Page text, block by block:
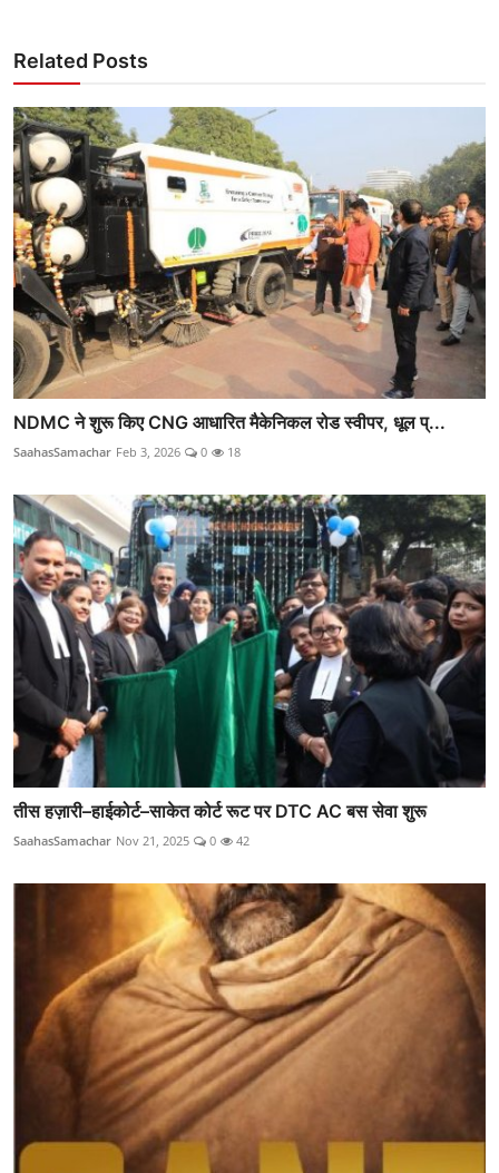
Related Posts
NDMC ने शुरू किए CNG आधारित मैकेनिकल रोड स्वीपर, धूल प्...
SaahasSamachar Feb 3, 2026 0 18
तीस हज़ारी–हाईकोर्ट–साकेत कोर्ट रूट पर DTC AC बस सेवा शुरू
SaahasSamachar Nov 21, 2025 0 42